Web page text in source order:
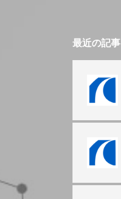
最近の記事